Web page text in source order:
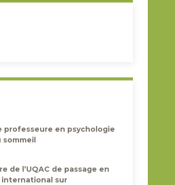
professeure en psychologie
sommeil
de l’UQAC de passage en
international sur